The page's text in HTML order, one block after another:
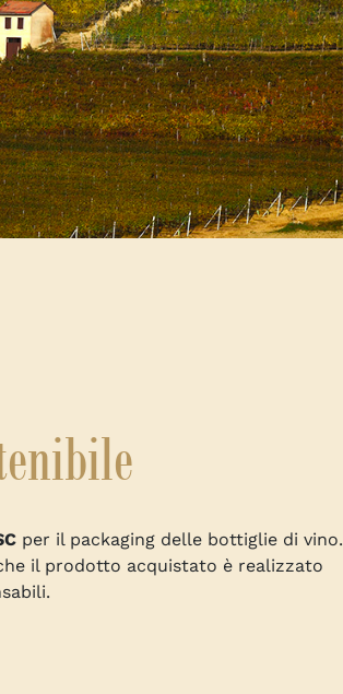
per il packaging delle bottiglie di vino.
il prodotto acquistato è realizzato